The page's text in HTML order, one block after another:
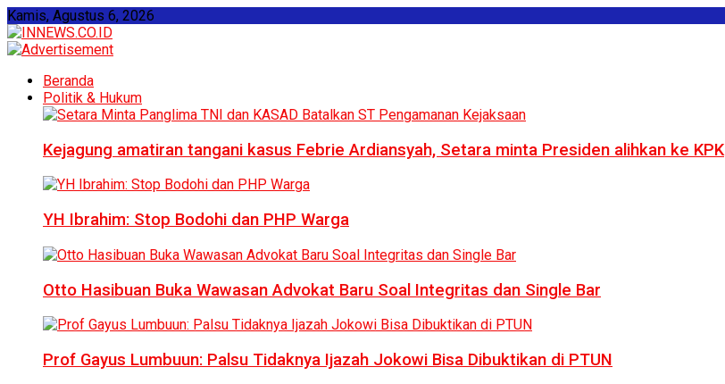
Kamis, Agustus 6, 2026
Beranda
Politik & Hukum
Kejagung amatiran tangani kasus Febrie Ardiansyah, Setara minta Presiden alihkan ke KPK
YH Ibrahim: Stop Bodohi dan PHP Warga
Otto Hasibuan Buka Wawasan Advokat Baru Soal Integritas dan Single Bar
Prof Gayus Lumbuun: Palsu Tidaknya Ijazah Jokowi Bisa Dibuktikan di PTUN